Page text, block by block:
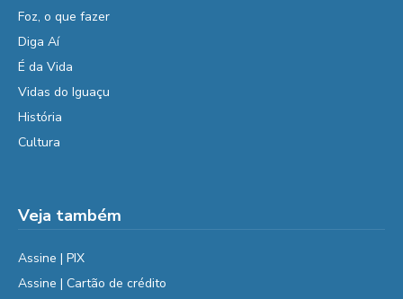
Foz, o que fazer
Diga Aí
É da Vida
Vidas do Iguaçu
História
Cultura
Veja também
Assine | PIX
Assine | Cartão de crédito